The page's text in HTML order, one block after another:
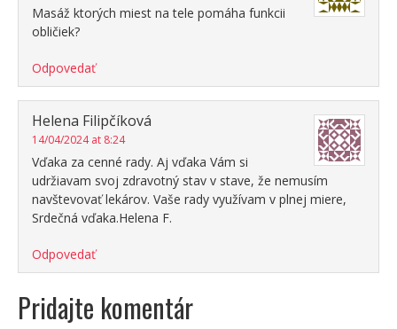
Masáž ktorých miest na tele pomáha funkcii
obličiek?
Odpovedať
Helena Filipčíková
14/04/2024 at 8:24
Vďaka za cenné rady. Aj vďaka Vám si
udržiavam svoj zdravotný stav v stave, že nemusím
navštevovať lekárov. Vaše rady využívam v plnej miere,
Srdečná vďaka.Helena F.
Odpovedať
Pridajte komentár